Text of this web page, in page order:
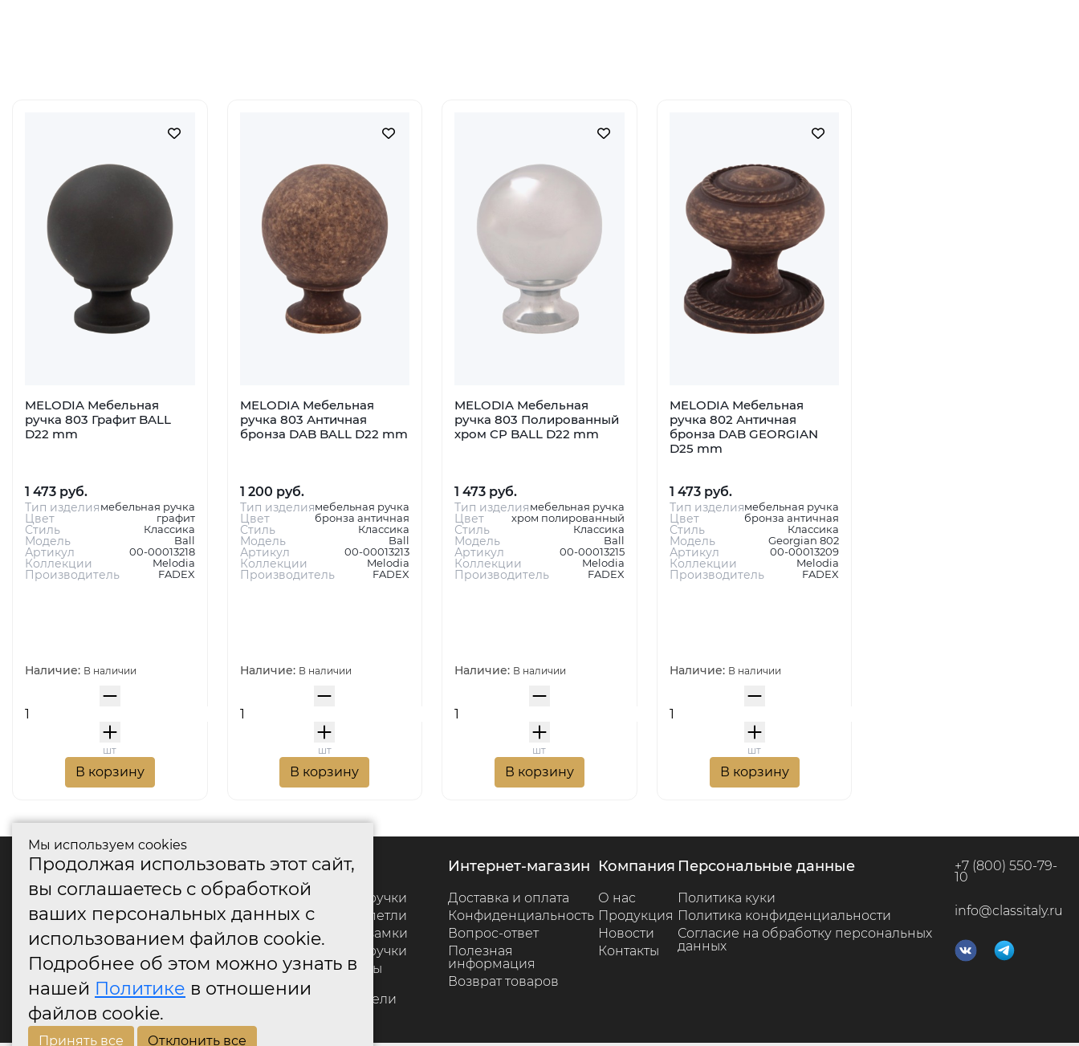
MELODIA Мебельная
ручка 803 Графит BALL
D22 mm
1 473 руб.
Тип изделиямебельная ручка
Цвет графит
Стиль Классика
Модель Ball
Артикул 00-00013218
Коллекции Melodia
Производитель FADEX
Наличие: В наличии
шт
В корзину
MELODIA Мебельная
ручка 803 Античная
бронза DAB BALL D22 mm
1 200 руб.
Тип изделиямебельная ручка
Цвет бронза античная
Стиль Классика
Модель Ball
Артикул 00-00013213
Коллекции Melodia
Производитель FADEX
Наличие: В наличии
шт
В корзину
MELODIA Мебельная
ручка 803 Полированный
хром CP BALL D22 mm
1 473 руб.
Тип изделиямебельная ручка
Цвет хром полированный
Стиль Классика
Модель Ball
Артикул 00-00013215
Коллекции Melodia
Производитель FADEX
Наличие: В наличии
шт
В корзину
MELODIA Мебельная
ручка 802 Античная
бронза DAB GEORGIAN
D25 mm
1 473 руб.
Тип изделиямебельная ручка
Цвет бронза античная
Стиль Классика
Модель Georgian 802
Артикул 00-00013209
Коллекции Melodia
Производитель FADEX
Наличие: В наличии
шт
В корзину
каталог
Дверные ручки
Дверные петли
Дверные замки
Оконные ручки
Аксессуары
Дверные
ограничители
интернет-магазин
Доставка и оплата
Конфиденциальность
Вопрос-ответ
Полезная
информация
Возврат товаров
компания
О нас
Продукция
Новости
Контакты
персональные данные
Политика куки
Политика конфиденциальности
Согласие на обработку персональных
данных
+7 (800) 550-79-
10
info@classitaly.ru
Мы используем cookies
Продолжая использовать этот сайт,
вы соглашаетесь с обработкой
ваших персональных данных с
использованием файлов cookie.
Подробнее об этом можно узнать в
нашей Политике в отношении
файлов cookie.
Принять все Отклонить все